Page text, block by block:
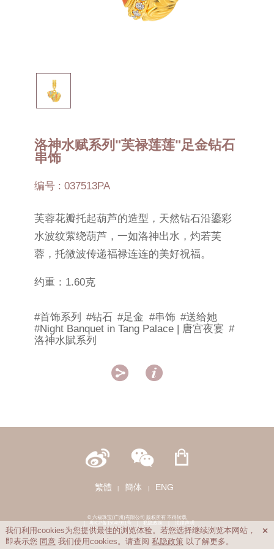
洛神水赋系列"芙禄莲莲"足金钻石
串饰
编号 : 037513PA
芙蓉花瓣托起葫芦的造型，天然钻石沿鎏彩
水波纹萦绕葫芦，一如洛神出水，灼若芙
蓉，托微波传递福禄连连的美好祝福。
约重：1.60克
#首饰系列 #钻石 #足金 #串饰 #送给她
#Night Banquet in Tang Palace | 唐宫夜宴 #
洛神水賦系列
 
繁體 簡体 ENG
© 六福珠宝(广州)有限公司 版权所有 不得转载
|
粤ICP备15048991号 | 私隐政策 | 法律声明
我们利用cookies为您提供最佳的浏览体验。若您选择继续浏览本网站，
即表示您 同意 我们使用cookies。请查阅私隐政策 以了解更多。
